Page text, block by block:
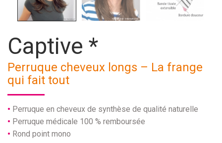
Captive *
Perruque cheveux longs – La frange
qui fait tout
Perruque en cheveux de synthèse de qualité naturelle
Perruque médicale 100 % remboursée
Rond point mono